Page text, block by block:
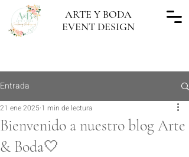
ARTE Y BODA
EVENT DESIGN
Entrada
Bienvenido a nuestro blog Arte
& Boda🤍
21 ene 2025 1 min de lectura